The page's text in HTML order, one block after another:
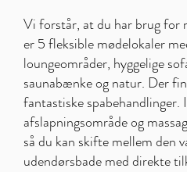
Vi forstår, at du har brug for
er 5 fleksible mødelokaler
loungeområder, hyggelige
saunabænke og natur. Der
fantastiske spabehandlinger.
afslapningsområde og
så du kan skifte mellem den
udendørsbade med direkte